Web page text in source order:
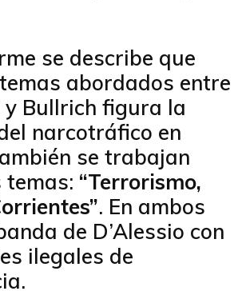
se describe que
abordados entre
y Bullrich figura la
narcotráfico en
se trabajan
temas: “Terrorismo,
. En ambos
de D’Alessio con
ilegales de